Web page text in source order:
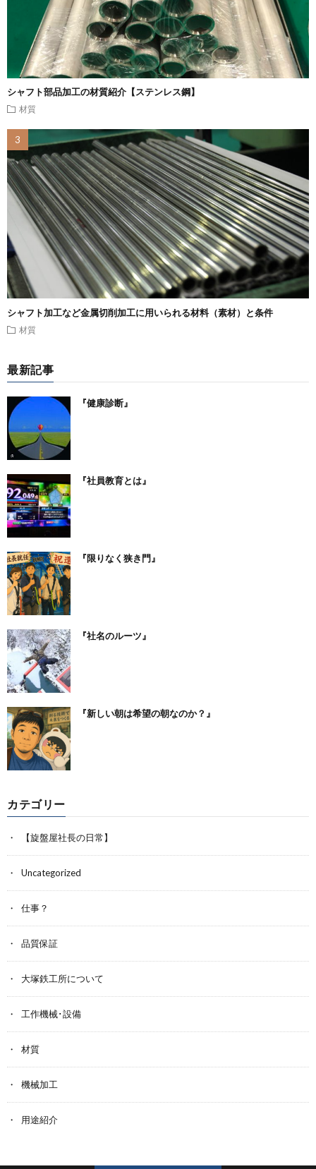
シャフト部品加工の材質紹介【ステンレス鋼】
材質
シャフト加工など金属切削加工に用いられる材料（素材）と条件
材質
最新記事
『健康診断』
『社員教育とは』
『限りなく狭き門』
『社名のルーツ』
『新しい朝は希望の朝なのか？』
カテゴリー
【旋盤屋社長の日常】
Uncategorized
仕事？
品質保証
大塚鉄工所について
工作機械･設備
材質
機械加工
用途紹介